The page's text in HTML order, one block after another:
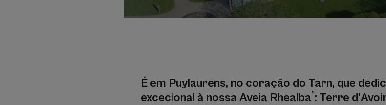
É em Puylaurens, no coração do Tarn, que
excecional à nossa Aveia Rhealba®: Terre